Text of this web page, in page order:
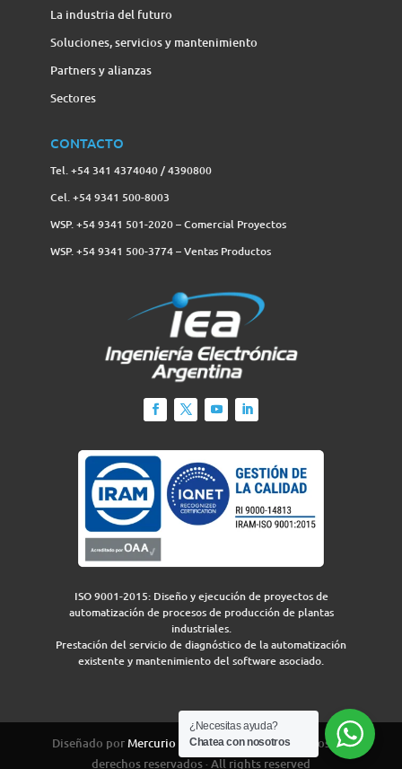
La industria del futuro
Soluciones, servicios y mantenimiento
Partners y alianzas
Sectores
CONTACTO
Tel. +54 341 4374040 / 4390800
Cel. +54 9341 500-8003
WSP. +54 9341 501-2020 – Comercial Proyectos
WSP. +54 9341 500-3774‬ – Ventas Productos
ISO 9001-2015: Diseño y ejecución de proyectos de
automatización de procesos de producción de plantas
industriales.
Prestación del servicio de diagnóstico de la automatización
existente y mantenimiento del software asociado.
Diseñado porMercurio Grouppara IEA 2026 · Todos los
derechos reservados · All rights reserved
¿Necesitas ayuda?
Chatea con nosotros